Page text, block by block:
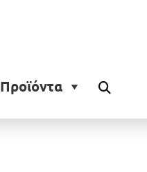
Προϊόντα